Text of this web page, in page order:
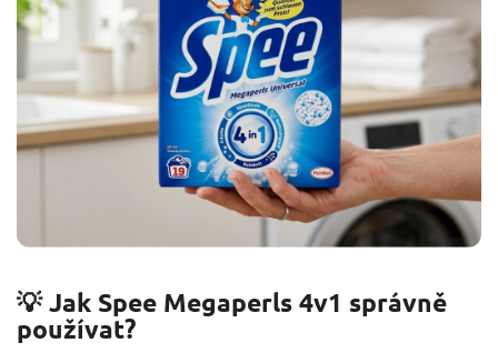
💡 Jak Spee Megaperls 4v1 správně
používat?